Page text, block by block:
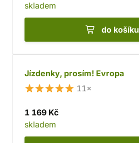
skladem
do košíku
Jízdenky, prosím! Evropa
11×
1 169 Kč
skladem